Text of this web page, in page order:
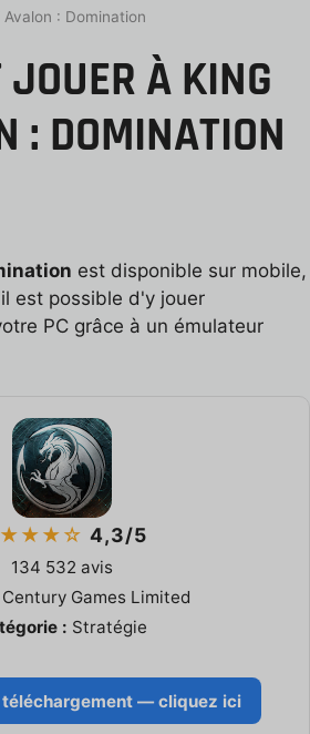
Avalon : Domination
À KING
: DOMINATION
est disponible sur mobile,
est possible d'y jouer
PC grâce à un émulateur
4,3/5
134 532 avis
Century Games Limited
: Stratégie
— cliquez ici